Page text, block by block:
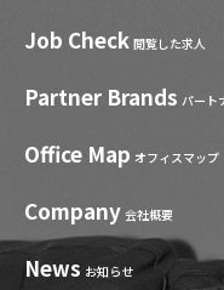
Job Check 閲覧した求人
Partner Brands パート
Office Map オフィスマップ
Company 会社概要
News お知らせ